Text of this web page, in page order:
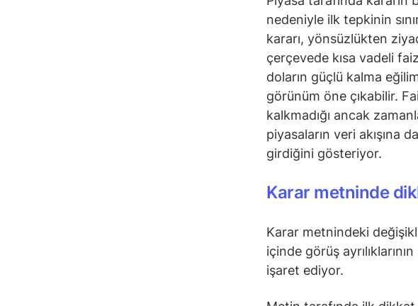
nedeniyle ilk tepkinin
kararı, yönsüzlükten
çerçevede kısa vadeli
doların güçlü kalma
görünüm öne çıkabilir.
kalkmadığı ancak
piyasaların veri akışına
girdiğini gösteriyor.
Karar metninde
Karar metnindeki
içinde görüş
işaret ediyor.